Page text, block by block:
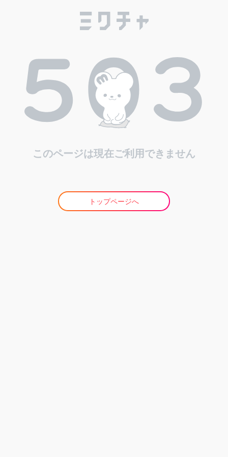
このページは現在ご利用できません